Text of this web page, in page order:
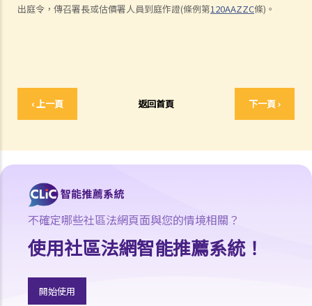
出庭令，傳召署長或估價署人員到庭作證(條例第120AAZZC條)。
‹ 上一頁 返回首頁 下一頁 ›
1. 我收到銀行來信，聲稱為我所租用物業的承按人，又稱由於我與業主
判決摘要：業主有權進入物業進行維修並不代表有責任為租客進行維修
（梁慧玲 訴 創基工程有限公司）
在租期完結前以通知方式終止租賃（沒有違約）
1. 我以三年租期把物業租出，還有兩年才期滿，但我發覺鄰近物業的租
金最近大幅上升。我可否與租客終止現有的租賃，以便把物業以更高租
金出租？
2. 我最近與業主簽訂了租約，但在搬入之前，業主說他不想出租給我
了。業主終止了租約，並拒絕讓我入住。我認為租約的條款對我來說是
上算的交易，我亦很喜歡這個物業。儘管業主已違約，我是否可以要求
法庭強迫業主以最初的條款將物業出租給我？
不確定哪些社區法網頁面與您的情境相關？
使用社區法網智能推薦系統！
開始使用